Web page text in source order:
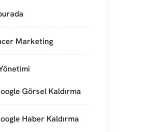
Marketing
Görsel Kaldırma
Haber Kaldırma